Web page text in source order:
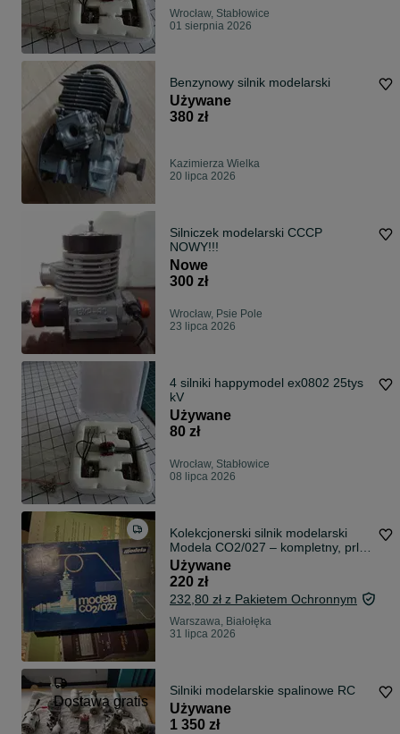
Wrocław, Stabłowice
01 sierpnia 2026
Benzynowy silnik modelarski
Używane
380 zł
Kazimierza Wielka
20 lipca 2026
Silniczek modelarski CCCP
NOWY!!!
Nowe
300 zł
Wrocław, Psie Pole
23 lipca 2026
4 silniki happymodel ex0802 25tys
kV
Używane
80 zł
Wrocław, Stabłowice
08 lipca 2026
Kolekcjonerski silnik modelarski
Modela CO2/027 – kompletny, prl
/Czechosłowacja
Używane
220 zł
232,80 zł z Pakietem Ochronnym
Warszawa, Białołęka
31 lipca 2026
Dostawa gratis
Silniki modelarskie spalinowe RC
Używane
1 350 zł